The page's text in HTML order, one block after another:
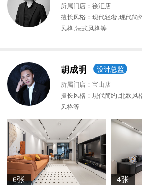
所属门店：徐汇店
擅长风格：现代轻奢,现代简
风格,法式风格等
胡成明 设计总监
所属门店：宝山店
擅长风格：现代简约,北欧风
风格等
6张 4张